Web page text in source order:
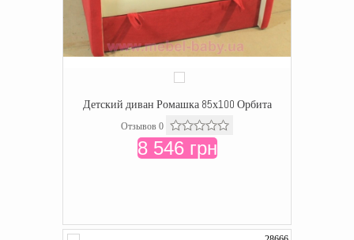
Детский диван Ромашка 85х100 Орбита
Отзывов 0
8 546 грн